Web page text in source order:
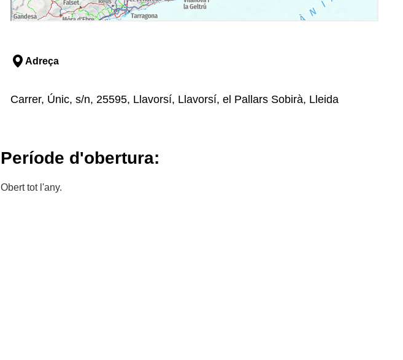
Adreça
Carrer, Únic, s/n, 25595, Llavorsí, Llavorsí, el Pallars Sobirà, Lleida
Període d'obertura:
Obert tot l'any.